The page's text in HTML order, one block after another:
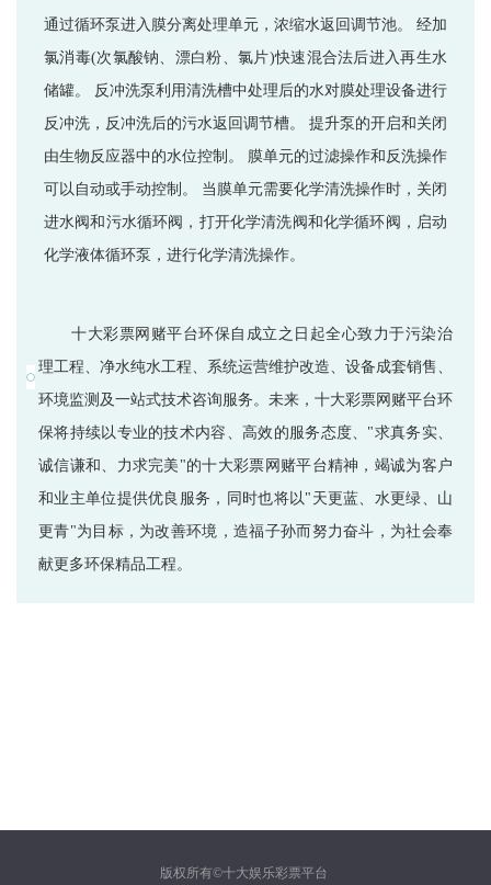
通过循环泵进入膜分离处理单元，浓缩水返回调节池。 经加
氯消毒(次氯酸钠、漂白粉、氯片)快速混合法后进入再生水
储罐。 反冲洗泵利用清洗槽中处理后的水对膜处理设备进行
反冲洗，反冲洗后的污水返回调节槽。 提升泵的开启和关闭
由生物反应器中的水位控制。 膜单元的过滤操作和反洗操作
可以自动或手动控制。 当膜单元需要化学清洗操作时，关闭
进水阀和污水循环阀，打开化学清洗阀和化学循环阀，启动
化学液体循环泵，进行化学清洗操作。
十大彩票网赌平台环保自成立之日起全心致力于污染治
理工程、净水纯水工程、系统运营维护改造、设备成套销售、
环境监测及一站式技术咨询服务。未来，十大彩票网赌平台环
保将持续以专业的技术内容、高效的服务态度、"求真务实、
诚信谦和、力求完美"的十大彩票网赌平台精神，竭诚为客户
和业主单位提供优良服务，同时也将以"天更蓝、水更绿、山
更青"为目标，为改善环境，造福子孙而努力奋斗，为社会奉
献更多环保精品工程。
版权所有©十大娱乐彩票平台 ​​